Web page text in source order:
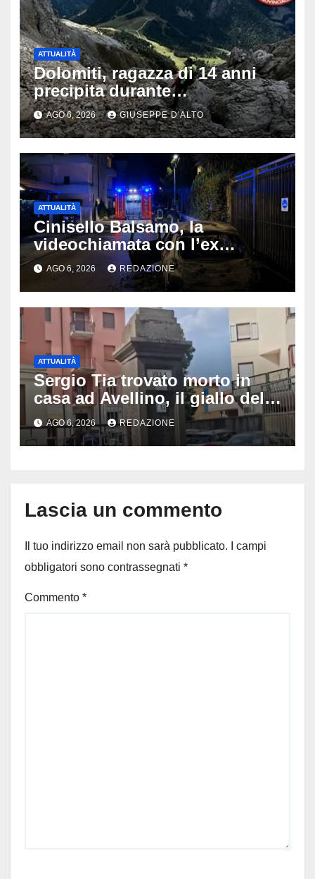
ATTUALITÀ
Dolomiti, ragazza di 14 anni
precipita durante
un’escursione: tragedia sul
Latemar davanti alla famiglia
AGO 6, 2026 GIUSEPPE D'ALTO
ATTUALITÀ
Cinisello Balsamo, la
videochiamata con l’ex
fidanzata e il dramma: 35enne
lotta tra la vita e la morte
AGO 6, 2026 REDAZIONE
ATTUALITÀ
Sergio Tia trovato morto in
casa ad Avellino, il giallo della
porta socchiusa: disposta
l’autopsia
AGO 6, 2026 REDAZIONE
Lascia un commento
Il tuo indirizzo email non sarà pubblicato.
I campi
obbligatori sono contrassegnati *
Commento *